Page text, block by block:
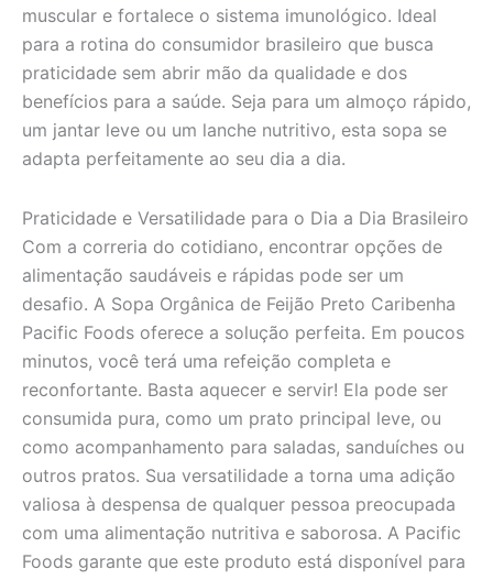
muscular e fortalece o sistema imunológico. Ideal
para a rotina do consumidor brasileiro que busca
praticidade sem abrir mão da qualidade e dos
benefícios para a saúde. Seja para um almoço rápido,
um jantar leve ou um lanche nutritivo, esta sopa se
adapta perfeitamente ao seu dia a dia.
Praticidade e Versatilidade para o Dia a Dia Brasileiro
Com a correria do cotidiano, encontrar opções de
alimentação saudáveis e rápidas pode ser um
desafio. A Sopa Orgânica de Feijão Preto Caribenha
Pacific Foods oferece a solução perfeita. Em poucos
minutos, você terá uma refeição completa e
reconfortante. Basta aquecer e servir! Ela pode ser
consumida pura, como um prato principal leve, ou
como acompanhamento para saladas, sanduíches ou
outros pratos. Sua versatilidade a torna uma adição
valiosa à despensa de qualquer pessoa preocupada
com uma alimentação nutritiva e saborosa. A Pacific
Foods garante que este produto está disponível para